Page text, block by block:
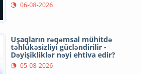
06-08-2026
Uşaqların rəqəmsal mühitdə
təhlükəsizliyi gücləndirilir -
Dəyişikliklər nəyi ehtiva edir?
05-08-2026